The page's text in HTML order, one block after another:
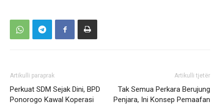
Artikulli paraprak
Perkuat SDM Sejak Dini, BPD
Ponorogo Kawal Koperasi
Artikulli tjetër
Tak Semua Perkara Berujung
Penjara, Ini Konsep Pemaafan